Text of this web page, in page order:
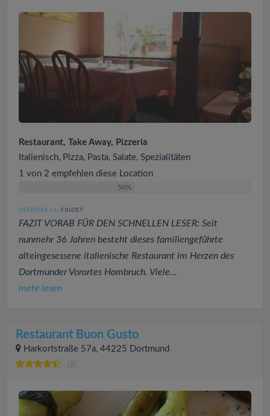
Restaurant, Take Away, Pizzeria
Italienisch, Pizza, Pasta, Salate, Spezialitäten
1 von 2 empfehlen diese Location
50%
UTEESTER (65 ) FINDET:
FAZIT VORAB FÜR DEN SCHNELLEN LESER: Seit
nunmehr 36 Jahren besteht dieses familiengeführte
alteingesessene italienische Restaurant im Herzen des
Dortmunder Vorortes Hombruch. Viele...
mehr lesen
Restaurant Buon Gusto
Harkortstraße 57a, 44225 Dortmund
(3)